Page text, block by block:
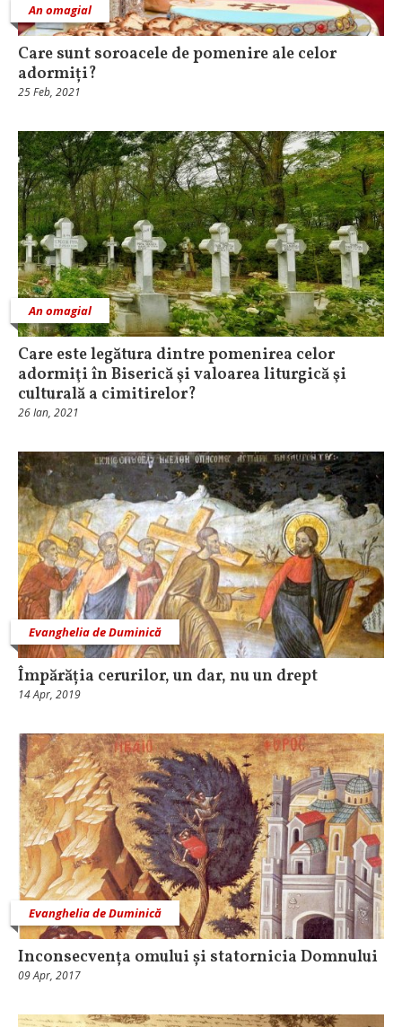
An omagial
Care sunt soroacele de pomenire ale celor
adormiți?
25 Feb, 2021
An omagial
Care este legătura dintre pomenirea celor
adormiţi în Biserică şi valoarea liturgică şi
culturală a cimitirelor?
26 Ian, 2021
Evanghelia de Duminică
Împărăția cerurilor, un dar, nu un drept
14 Apr, 2019
Evanghelia de Duminică
Inconsecvența omului și statornicia Domnului
09 Apr, 2017